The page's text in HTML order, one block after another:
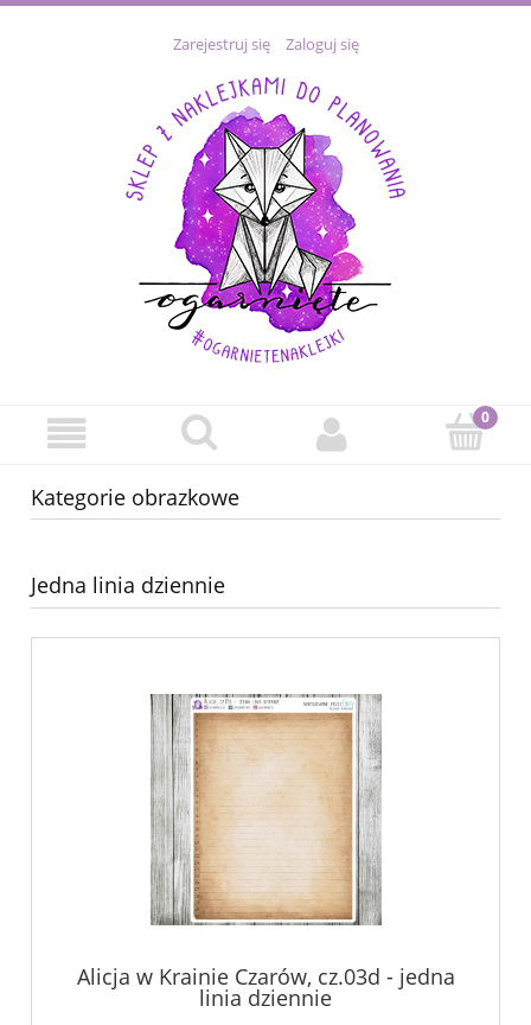
Zarejestruj się Zaloguj się
Kategorie obrazkowe
Jedna linia dziennie
Alicja w Krainie Czarów, cz.03d - jedna
linia dziennie